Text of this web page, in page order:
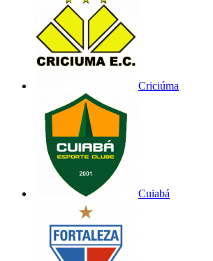
Criciúma
Cuiabá